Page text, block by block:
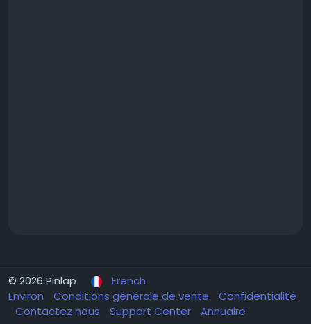
© 2026 Pinlap
French
Environ
Conditions générale de vente
Confidentialité
Contactez nous
Support Center Annuaire